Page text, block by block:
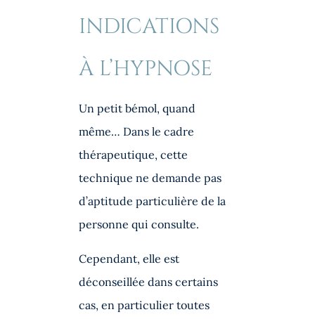
INDICATIONS
À L’HYPNOSE
Un petit bémol, quand
même… Dans le cadre
thérapeutique, cette
technique ne demande pas
d’aptitude particulière de la
personne qui consulte.
Cependant, elle est
déconseillée dans certains
cas, en particulier toutes